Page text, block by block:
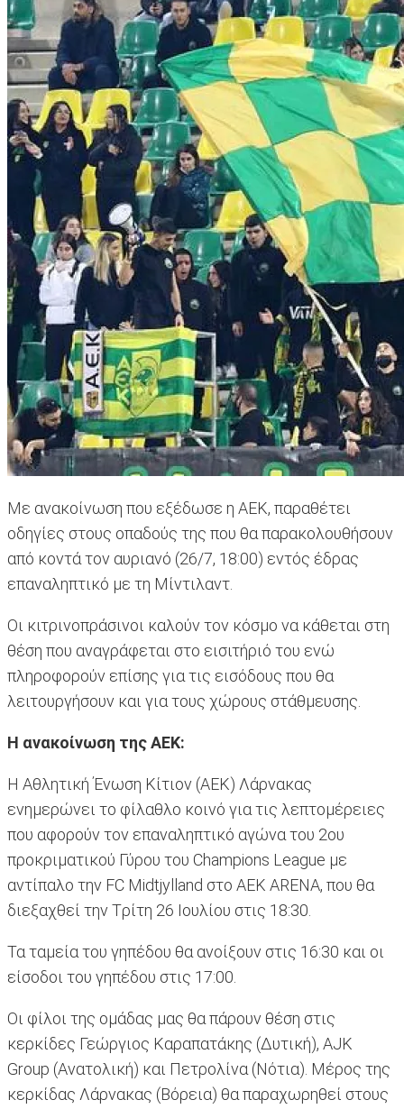
Με ανακοίνωση που εξέδωσε η ΑΕΚ, παραθέτει
οδηγίες στους οπαδούς της που θα παρακολουθήσουν
από κοντά τον αυριανό (26/7, 18:00) εντός έδρας
επαναληπτικό με τη Μίντιλαντ.
Οι κιτρινοπράσινοι καλούν τον κόσμο να κάθεται στη
θέση που αναγράφεται στο εισιτήριό του ενώ
πληροφορούν επίσης για τις εισόδους που θα
λειτουργήσουν και για τους χώρους στάθμευσης.
Η ανακοίνωση της ΑΕΚ:
H Αθλητική Ένωση Κίτιον (ΑΕΚ) Λάρνακας
ενημερώνει το φίλαθλο κοινό για τις λεπτομέρειες
που αφορούν τον επαναληπτικό αγώνα του 2ου
προκριματικού Γύρου του Champions League με
αντίπαλο την FC Midtjylland στο ΑΕΚ ARENA, που θα
διεξαχθεί την Tρίτη 26 Ιουλίου στις 18:30.
Τα ταμεία του γηπέδου θα ανοίξουν στις 16:30 και οι
είσοδοι του γηπέδου στις 17:00.
Οι φίλοι της ομάδας μας θα πάρουν θέση στις
κερκίδες Γεώργιος Καραπατάκης (Δυτική), AJK
Group (Ανατολική) και Πετρολίνα (Νότια). Mέρος της
κερκίδας Λάρνακας (Βόρεια) θα παραχωρηθεί στους